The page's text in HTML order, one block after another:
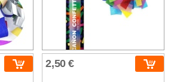
2,50 €